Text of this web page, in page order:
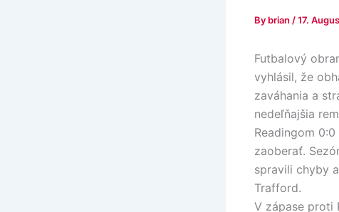
By brian /17.
Futbalový
vyhlásil, že
zaváhania a
nedeľňajšia
Readingom
zaoberať.
spravili chyby
Trafford.
V zápase proti